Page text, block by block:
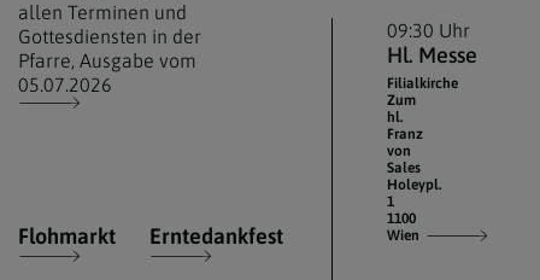
allen Terminen und
Gottesdiensten in der
Pfarre, Ausgabe vom
05.07.2026
Flohmarkt Erntedankfest
09:30 Uhr
Hl. Messe
Filialkirche
Zum
hl.
Franz
von
Sales
Holeypl.
1
1100
Wien